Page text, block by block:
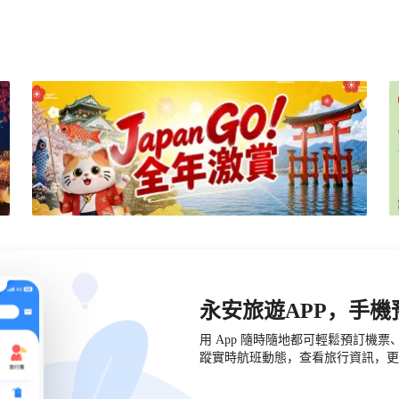
永安旅遊APP，手
用 App 隨時隨地都可輕鬆預訂機票
蹤實時航班動態，查看旅行資訊，